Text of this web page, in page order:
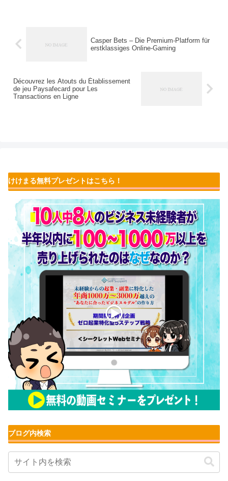
Casper Bets – Die Premium-Platform für
erstklassiges Online-Gaming
Découvrez les Atouts du Établissement
de jeu Paysafecard pour Les
Transactions en Ligne
けけまる無料プレゼントはこちら！
ブログ内検索